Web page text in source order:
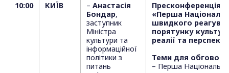
10:00 КИЇВ – Анастасія
Бондар,
заступник
Міністра
культури та
інформаційної
політики з
питань
Пресконференція
«Перша
швидкого
порятунку
реалії та
Теми для
– Перша